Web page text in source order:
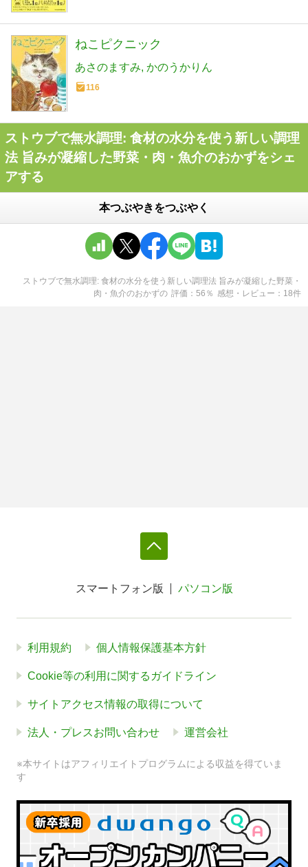
ねこピクニック
あさのますみ かのうかりん
116
ストウブで無水調理: 食材の水分を使う新しい調理
法 旨みが凝縮した野菜・肉・魚介のおかずをシェ
アする
本つぶやきをつぶやく
ストウブで無水調理: 食材の水分を使う新しい調理法 旨みが凝縮した野菜・
肉・魚介のおかずの 評価 56 ％ 感想・レビュー 18件
スマートフォン版 パソコン版
利用規約 個人情報保護基本方針
Cookie等の利用に関するガイドライン
サイトアクセス情報の取得について
法人・プレスお問い合わせ 運営会社
※本サイトはアフィリエイトプログラムによる収益を得ていま
す